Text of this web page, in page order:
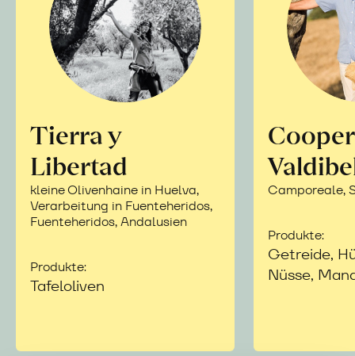
Tierra y
Libertad
kleine Olivenhaine in Huelva,
Verarbeitung in Fuenteheridos,
Fuenteheridos, Andalusien
Produkte:
Tafeloliven
Camporeale,
Produkte:
Getreide,
Nüsse,